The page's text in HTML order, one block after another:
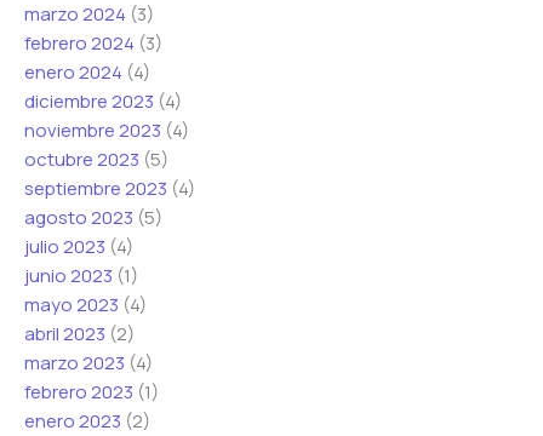
marzo 2024 (3)
febrero 2024 (3)
enero 2024 (4)
diciembre 2023 (4)
noviembre 2023 (4)
octubre 2023 (5)
septiembre 2023 (4)
agosto 2023 (5)
julio 2023 (4)
junio 2023 (1)
mayo 2023 (4)
abril 2023 (2)
marzo 2023 (4)
febrero 2023 (1)
enero 2023 (2)